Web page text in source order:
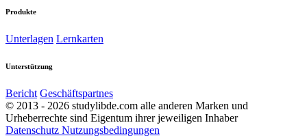
Produkte
Unterlagen Lernkarten
Unterstützung
Bericht Geschäftspartnes
© 2013 - 2026 studylibde.com alle anderen Marken und
Urheberrechte sind Eigentum ihrer jeweiligen Inhaber
Datenschutz Nutzungsbedingungen